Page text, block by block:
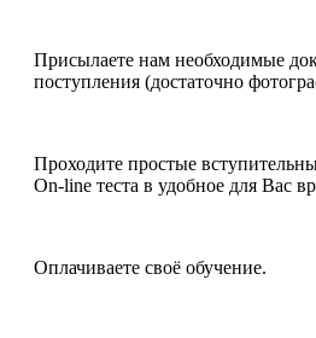
Присылаете нам необходимые
поступления (достаточно
Проходите простые
On-line теста в удобное для Вас
Оплачиваете своё обучение.